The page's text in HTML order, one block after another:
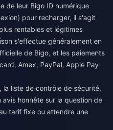
de leur Bigo ID numérique
pour recharger, il s'agit
rentables et légitimes
s'effectue généralement en
de Bigo, et les paiements
Amex, PayPal, Apple Pay
la liste de contrôle de sécurité,
honnête sur la question de
tarif fixe ou attendre une